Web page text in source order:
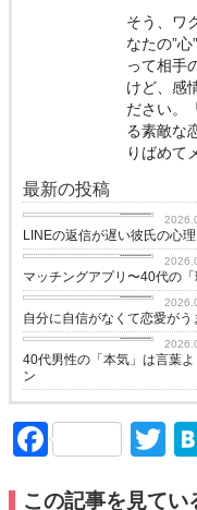
そう、ワ
なたの”
って相手
けど、感
ださい。
る素敵な
りばめて
最新の投稿
LINEの返信が遅い彼氏の心
love
マッチングアプリ〜40代の
love
自分に自信がなくて恋愛が
love
40代男性の「本気」は言葉
ン
この記事を見て